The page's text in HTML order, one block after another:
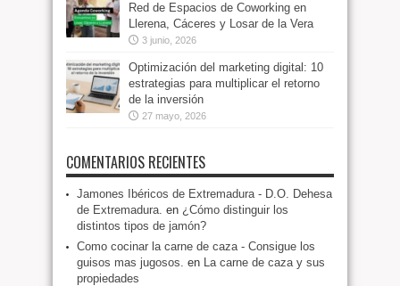
Red de Espacios de Coworking en
Llerena, Cáceres y Losar de la Vera
3 junio, 2026
Optimización del marketing digital: 10
estrategias para multiplicar el retorno
de la inversión
27 mayo, 2026
COMENTARIOS RECIENTES
Jamones Ibéricos de Extremadura - D.O. Dehesa
de Extremadura. en ¿Cómo distinguir los
distintos tipos de jamón?
Como cocinar la carne de caza - Consigue los
guisos mas jugosos. en La carne de caza y sus
propiedades